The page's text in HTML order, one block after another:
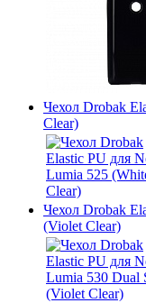
Чехол Drobak
Clear)
Чехол Drobak
(Violet Clear)